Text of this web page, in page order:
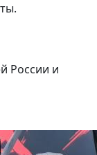
России и